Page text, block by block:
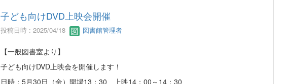
子ども向けDVD上映会開催
投稿日時 : 2025/04/18 図書館管理者
【一般図書室より】
子ども向けDVD上映会を開催します！
日時：5月30日（金）開場13：30 上映14：00～14：30